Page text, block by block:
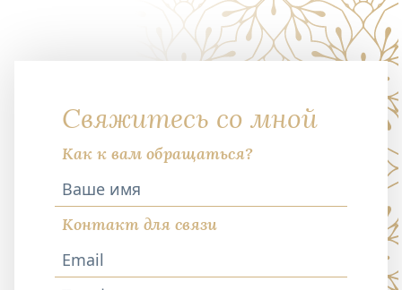
Свяжитесь со мной
Как к вам обращаться?
Контакт для связи